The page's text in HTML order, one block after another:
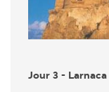
Jour 3 -